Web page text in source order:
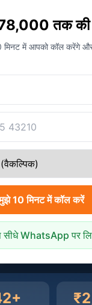
फाउंडेशन
/गोविंदगढ़
· Pin303712
में
की कोठियाँ और
300 यूनिट/महीना
+
तक की
में आपको कॉल करेंगे और
10 मिनट में कॉल करें
सीधे WhatsApp पर